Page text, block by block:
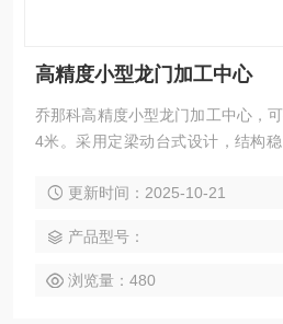
高精度小型龙门加工中心
乔那科高精度小型龙门加工中心，
4米。采用定梁动台式设计，结构
精度保持性，适合批量小件与精密
钻、镗、扩、铰、锪、攻丝及三轴
定制方案，提供终身维护服务。
更新时间：2025-10-21
产品型号：
浏览量：480